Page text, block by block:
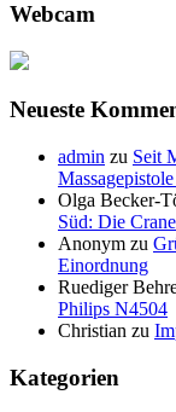
Webcam
Neueste
admin zu Seit
Olga Becker-
Süd: Die
Anonym zu
Einordnung
Ruediger
Philips N4504
Christian zu
Kategorien